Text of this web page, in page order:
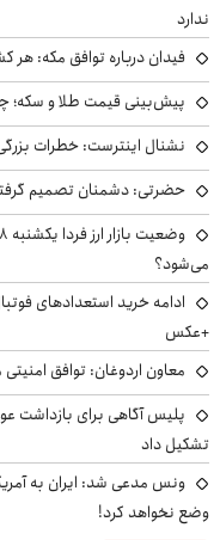
ندارد
فیدان درباره توافق مکه:
پیش‌بینی قیمت طلا و سکه؛
نشنال اینترست: خطرات
حضرتی: دشمنان تصمیم
می‌شود؟
ادامه خرید استعدادهای
+عکس
معاون اردوغان: توافق
پلیس آگاهی برای بازداشت
تشکیل داد
ونس مدعی شد: ایران به
وضع نخواهد کرد!